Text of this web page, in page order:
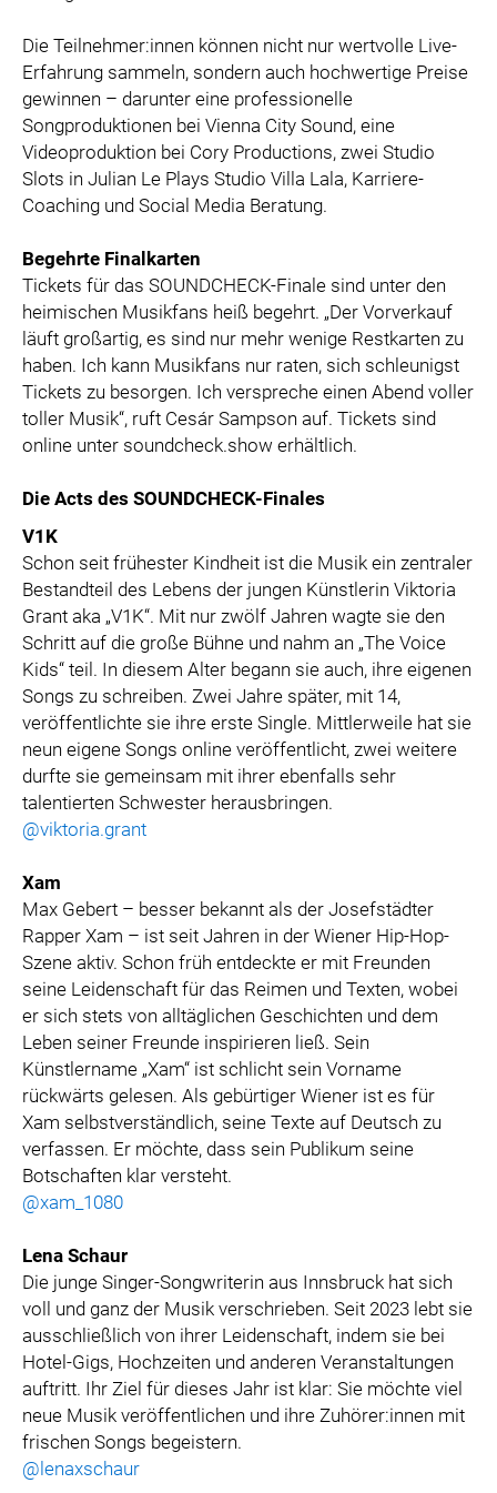
Die Teilnehmer:innen können nicht nur wertvolle Live-
Erfahrung sammeln, sondern auch hochwertige Preise
gewinnen – darunter eine professionelle
Songproduktionen bei Vienna City Sound, eine
Videoproduktion bei Cory Productions, zwei Studio
Slots in Julian Le Plays Studio Villa Lala, Karriere-
Coaching und Social Media Beratung.
Begehrte Finalkarten
Tickets für das SOUNDCHECK-Finale sind unter den
heimischen Musikfans heiß begehrt. „Der Vorverkauf
läuft großartig, es sind nur mehr wenige Restkarten zu
haben. Ich kann Musikfans nur raten, sich schleunigst
Tickets zu besorgen. Ich verspreche einen Abend voller
toller Musik“, ruft Cesár Sampson auf. Tickets sind
online unter soundcheck.show erhältlich.
Die Acts des SOUNDCHECK-Finales
V1K
Schon seit frühester Kindheit ist die Musik ein zentraler
Bestandteil des Lebens der jungen Künstlerin Viktoria
Grant aka „V1K“. Mit nur zwölf Jahren wagte sie den
Schritt auf die große Bühne und nahm an „The Voice
Kids“ teil. In diesem Alter begann sie auch, ihre eigenen
Songs zu schreiben. Zwei Jahre später, mit 14,
veröffentlichte sie ihre erste Single. Mittlerweile hat sie
neun eigene Songs online veröffentlicht, zwei weitere
durfte sie gemeinsam mit ihrer ebenfalls sehr
talentierten Schwester herausbringen.
@viktoria.grant
Xam
Max Gebert – besser bekannt als der Josefstädter
Rapper Xam – ist seit Jahren in der Wiener Hip-Hop-
Szene aktiv. Schon früh entdeckte er mit Freunden
seine Leidenschaft für das Reimen und Texten, wobei
er sich stets von alltäglichen Geschichten und dem
Leben seiner Freunde inspirieren ließ. Sein
Künstlername „Xam“ ist schlicht sein Vorname
rückwärts gelesen. Als gebürtiger Wiener ist es für
Xam selbstverständlich, seine Texte auf Deutsch zu
verfassen. Er möchte, dass sein Publikum seine
Botschaften klar versteht.
@xam_1080
Lena Schaur
Die junge Singer-Songwriterin aus Innsbruck hat sich
voll und ganz der Musik verschrieben. Seit 2023 lebt sie
ausschließlich von ihrer Leidenschaft, indem sie bei
Hotel-Gigs, Hochzeiten und anderen Veranstaltungen
auftritt. Ihr Ziel für dieses Jahr ist klar: Sie möchte viel
neue Musik veröffentlichen und ihre Zuhörer:innen mit
frischen Songs begeistern.
@lenaxschaur